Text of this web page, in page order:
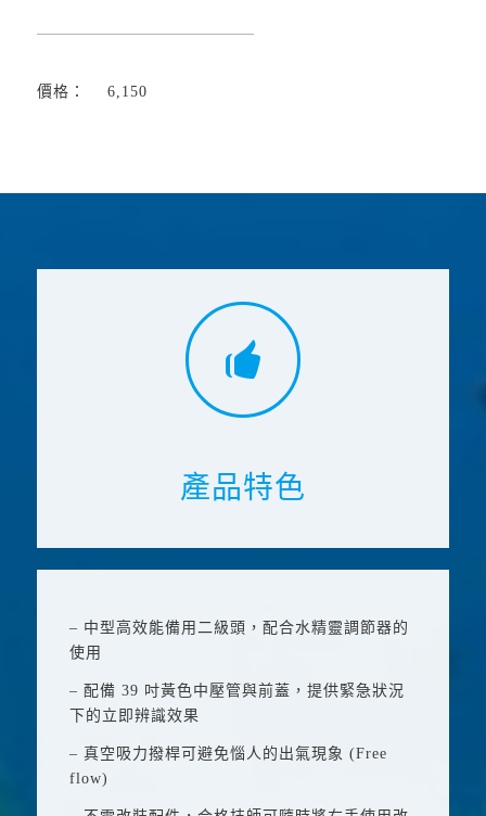
價格： 6,150
產品特色
– 中型高效能備用二級頭，配合水精靈調節器的
使用
– 配備 39 吋黃色中壓管與前蓋，提供緊急狀況
下的立即辨識效果
– 真空吸力撥桿可避免惱人的出氣現象 (Free
flow)